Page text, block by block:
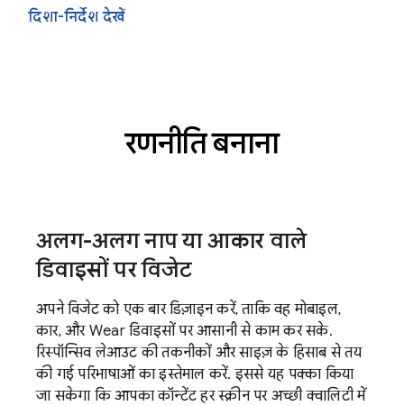
दिशा-निर्देश देखें
रणनीति बनाना
अलग-अलग नाप या आकार वाले
डिवाइसों पर विजेट
अपने विजेट को एक बार डिज़ाइन करें, ताकि वह मोबाइल,
कार, और Wear डिवाइसों पर आसानी से काम कर सके.
रिस्पॉन्सिव लेआउट की तकनीकों और साइज़ के हिसाब से तय
की गई परिभाषाओं का इस्तेमाल करें. इससे यह पक्का किया
जा सकेगा कि आपका कॉन्टेंट हर स्क्रीन पर अच्छी क्वालिटी में